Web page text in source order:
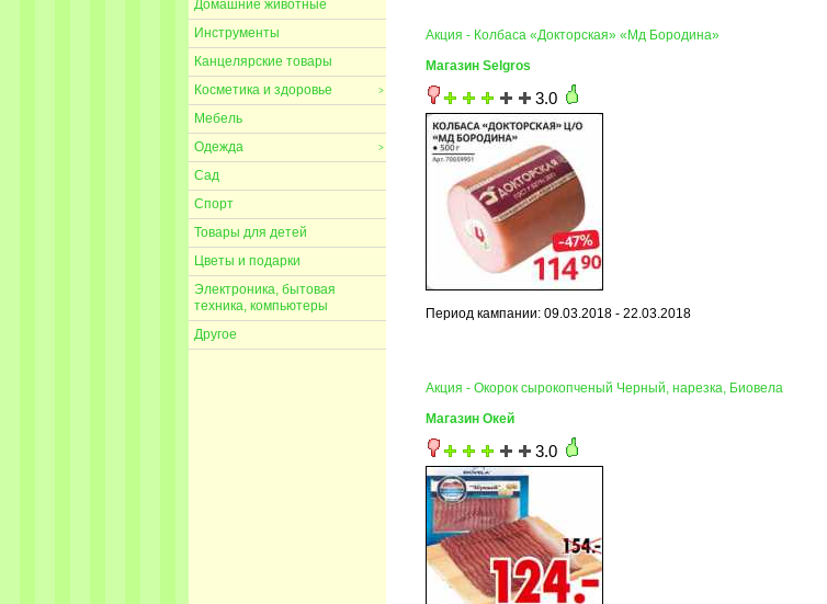
Домашние животные
Инструменты
Канцелярские товары
>
Косметика и здоровье
Мебель
>
Одежда
Сад
Спорт
Товары для детей
Цветы и подарки
Электроника, бытовая
техника, компьютеры
Другое
Акция - Колбаса «Докторская» «Мд Бородина»
Магазин Selgros
3.0
Период кампании: 09.03.2018 - 22.03.2018
Акция - Окорок сырокопченый Черный, нарезка, Биовела
Магазин Окей
3.0